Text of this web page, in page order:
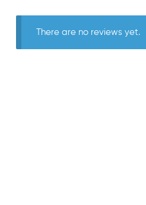
There are no reviews yet.